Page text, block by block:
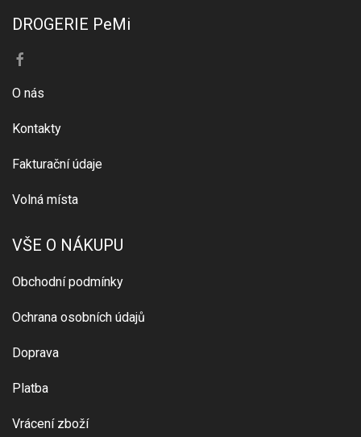
DROGERIE PeMi
O nás
Kontakty
Fakturační údaje
Volná místa
VŠE O NÁKUPU
Obchodní podmínky
Ochrana osobních údajů
Doprava
Platba
Vrácení zboží